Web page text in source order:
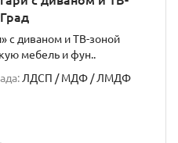
с диваном и ТВ-зоной
мебель и фун..
ЛДСП / МДФ / ЛМДФ